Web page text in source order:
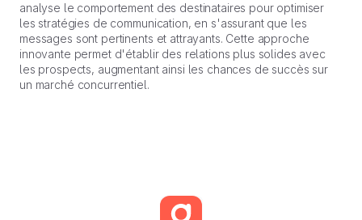
analyse le comportement des destinataires pour optimiser
les stratégies de communication, en s'assurant que les
messages sont pertinents et attrayants. Cette approche
innovante permet d'établir des relations plus solides avec
les prospects, augmentant ainsi les chances de succès sur
un marché concurrentiel.